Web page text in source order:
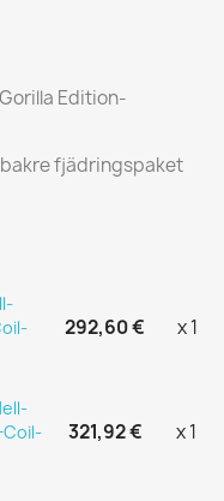
Edition-
fjädringspaket
292,60 € x 1
321,92 € x 1